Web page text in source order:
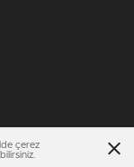
çerez